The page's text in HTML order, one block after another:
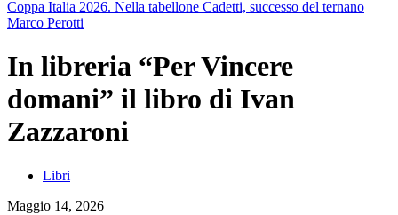
Coppa Italia 2026. Nella tabellone Cadetti, successo del ternano
Marco Perotti
In libreria “Per Vincere
domani” il libro di Ivan
Zazzaroni
Libri
Maggio 14, 2026